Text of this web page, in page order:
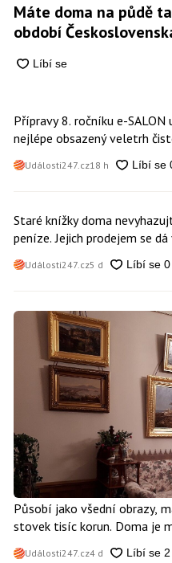
Máte doma na půdě
období
Přípravy 8. ročníku e-
nejlépe obsazený veletrh
Události247.cz18 h
Staré knížky doma
peníze. Jejich prodejem se
Události247.cz5 d
Působí jako všední obrazy,
stovek tisíc korun. Doma je
Události247.cz4 d